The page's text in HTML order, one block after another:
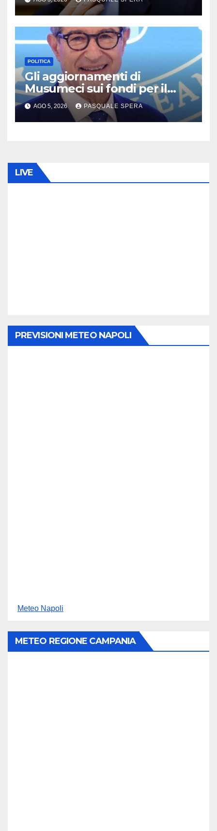
POLITICA
Gli aggiornamenti di
Musumeci sui fondi per il
terremoto
AGO 5, 2026 PASQUALE SPERA
LIVE
PREVISIONI METEO NAPOLI
Meteo Napoli
METEO REGIONE CAMPANIA